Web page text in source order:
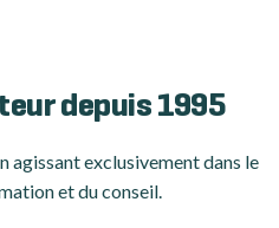
depuis 1995
agissant exclusivement dans le
et du conseil.